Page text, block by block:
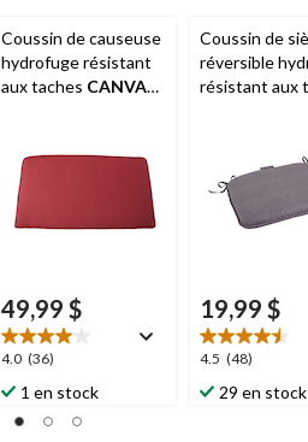
Coussin de causeuse
hydrofuge résistant
aux taches CANVAS
49,99 $
4.0 (36)
4.0
étoile(s)
sur
5.
1 en stock
Coussin de
réversible
résistant aux
19,99 $
4.5 (48)
4.5
étoile(s)
sur
29 en stock